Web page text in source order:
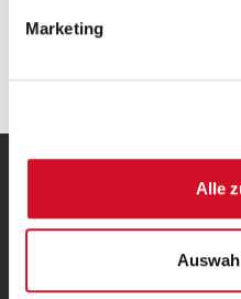
Marketing
Alle
Kendlerstraße 1